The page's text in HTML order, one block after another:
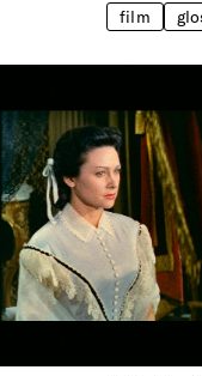
film